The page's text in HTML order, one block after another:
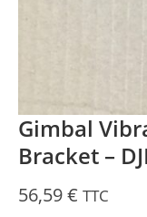
Gimbal
Bracket –
56,59€ TTC